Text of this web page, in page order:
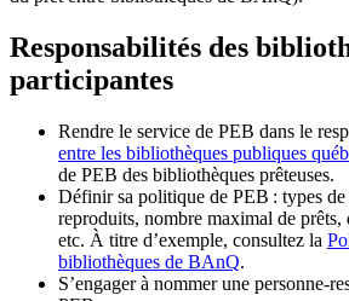
Responsabilités des
participantes
Rendre le service de PEB dans le
entre les bibliothèques publiques
de PEB des bibliothèques prêteuses.
Définir sa politique de PEB : types
reproduits, nombre maximal de prêts,
etc. À titre d’exemple, consultez la
bibliothèques de BAnQ.
S’engager à nommer une personne-